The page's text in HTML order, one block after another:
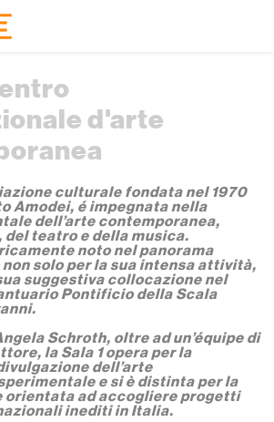
d'arte
culturale fondata nel 1970
Amodei, é impegnata nella
dell’arte contemporanea,
teatro e della musica.
noto nel panorama
solo per la sua intensa attività,
suggestiva collocazione nel
Pontificio della Scala
Schroth, oltre ad un’équipe di
la Sala 1 opera per la
dell’arte
e si è distinta per la
orientata ad accogliere progetti
inediti in Italia.